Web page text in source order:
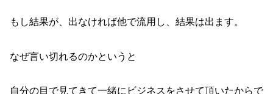
もし結果が、出なければ他で流用し、結果は出ます。
なぜ言い切れるのかというと
自分の目で見てきて一緒にビジネスをさせて頂いたからで